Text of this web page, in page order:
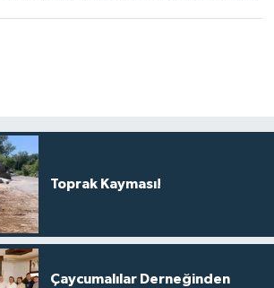
Toprak Kayması!
Çaycumalılar Derneğinden